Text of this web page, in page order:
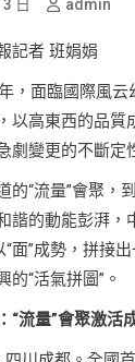
日 admin
記者 班娟娟
，面臨國際風
以高東西的品質
劇變更的不斷定
的“流量”會聚，
諧的動能彭湃，
“面”成勢，拼接
的“活氣拼圖”。
“流量”會聚激活